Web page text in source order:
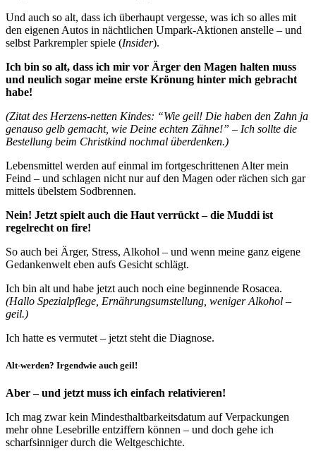
Und auch so alt, dass ich überhaupt vergesse, was ich so alles mit
den eigenen Autos in nächtlichen Umpark-Aktionen anstelle – und
selbst Parkrempler spiele (Insider).
Ich bin so alt, dass ich mir vor Ärger den Magen halten muss
und neulich sogar meine erste Krönung hinter mich gebracht
habe!
(Zitat des Herzens-netten Kindes: “Wie geil! Die haben den Zahn ja
genauso gelb gemacht, wie Deine echten Zähne!” – Ich sollte die
Bestellung beim Christkind nochmal überdenken.)
Lebensmittel werden auf einmal im fortgeschrittenen Alter mein
Feind – und schlagen nicht nur auf den Magen oder rächen sich gar
mittels übelstem Sodbrennen.
Nein! Jetzt spielt auch die Haut verrückt – die Muddi ist
regelrecht on fire!
So auch bei Ärger, Stress, Alkohol – und wenn meine ganz eigene
Gedankenwelt eben aufs Gesicht schlägt.
Ich bin alt und habe jetzt auch noch eine beginnende Rosacea.
(Hallo Spezialpflege, Ernährungsumstellung, weniger Alkohol –
geil.)
Ich hatte es vermutet – jetzt steht die Diagnose.
Alt-werden? Irgendwie auch geil!
Aber – und jetzt muss ich einfach relativieren!
Ich mag zwar kein Mindesthaltbarkeitsdatum auf Verpackungen
mehr ohne Lesebrille entziffern können – und doch gehe ich
scharfsinniger durch die Weltgeschichte.